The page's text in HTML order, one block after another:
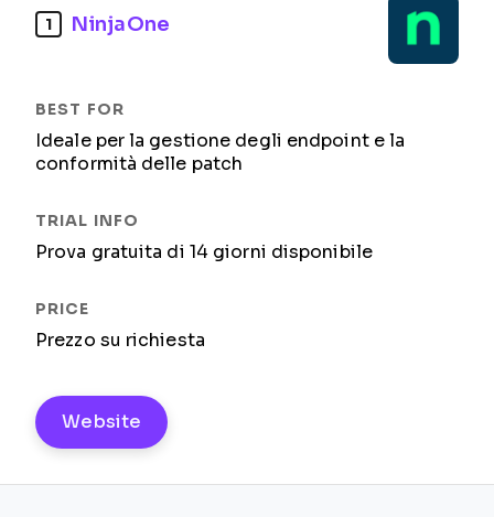
1 NinjaOne
Ideale per la gestione degli endpoint e la
conformità delle patch
Prova gratuita di 14 giorni disponibile
Prezzo su richiesta
Website